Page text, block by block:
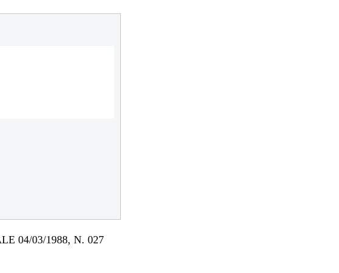
04/03/1988, N. 027